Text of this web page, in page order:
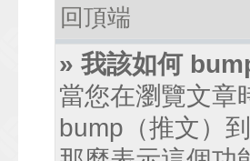
回頂端
» 我該如何
當您在瀏覽文章
bump（推文）